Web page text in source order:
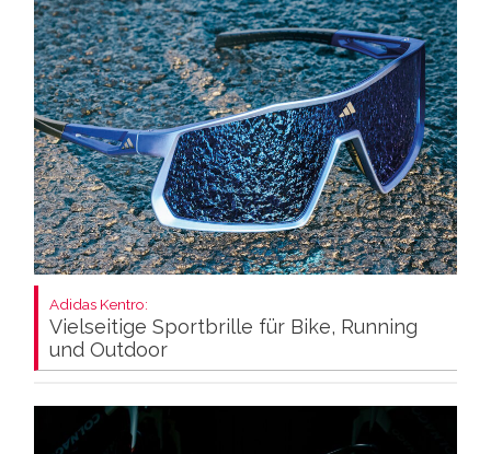
Adidas Kentro:
Vielseitige Sportbrille für Bike, Running
und Outdoor